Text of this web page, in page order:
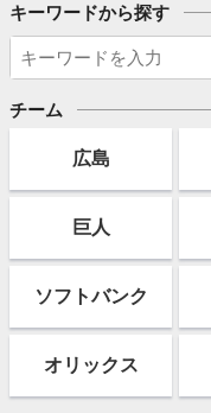
キーワードから探す
チーム
広島
巨人
ソフトバンク
オリックス